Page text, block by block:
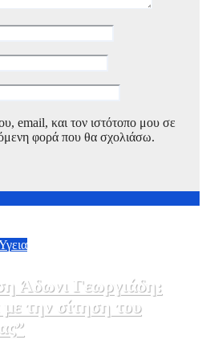
email, και τον ιστότοπο μου σε
φορά που θα σχολιάσω.
Άδωνι Γεωργιάδη:
την σίτηση του